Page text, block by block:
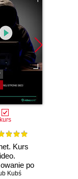
kurs
Kurs
po
stronie
Kubś